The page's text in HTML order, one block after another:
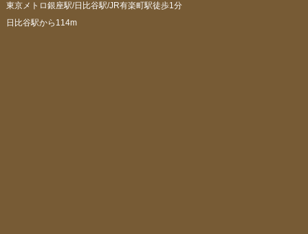
東京メトロ銀座駅/日比谷駅/JR有楽町駅徒歩1分
日比谷駅から114m